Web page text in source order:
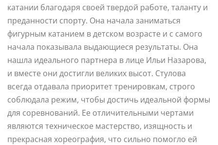
катании благодаря своей твердой работе, таланту и
преданности спорту. Она начала заниматься
фигурным катанием в детском возрасте и с самого
начала показывала выдающиеся результаты. Она
нашла идеального партнера в лице Ильи Назарова,
и вместе они достигли великих высот. Стулова
всегда отдавала приоритет тренировкам, строго
соблюдала режим, чтобы достичь идеальной формы
для соревнований. Ее отличительными чертами
являются техническое мастерство, изящность и
прекрасная хореография, что сильно помогло ей